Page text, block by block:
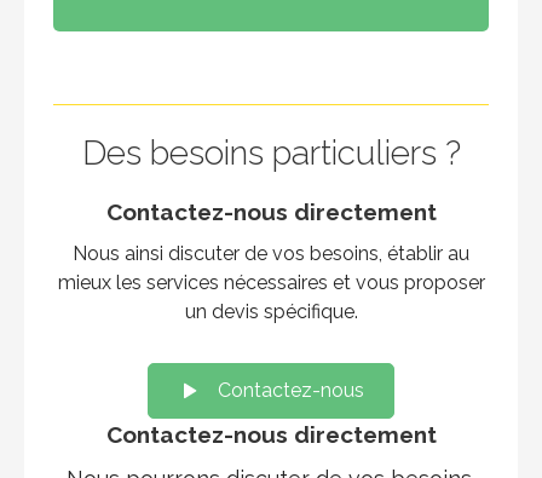
Des besoins particuliers ?
Contactez-nous directement
Nous ainsi discuter de vos besoins, établir au
mieux les services nécessaires et vous proposer
un devis spécifique.
Contactez-nous
Contactez-nous directement